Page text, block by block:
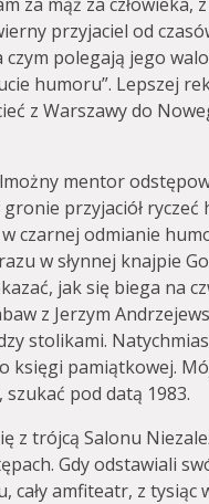
przyjaciel od
czym polegają jego
humoru”. Lepszej
z Warszawy do
mentor
przyjaciół ryczeć
czarnej odmianie
w słynnej knajpie
jak się biega na
z Jerzym
stolikami.
księgi pamiątkowej.
pod datą 1983.
z trójcą Salonu
Gdy odstawiali
amfiteatr, z tysiąc